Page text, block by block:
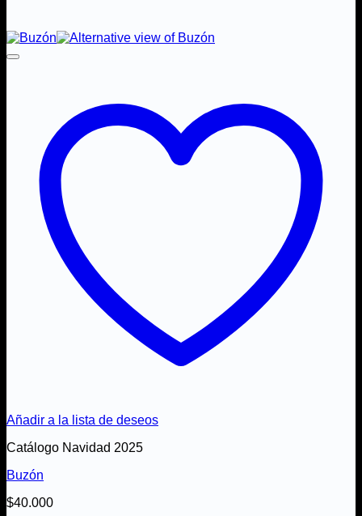
Añadir a la lista de deseos
Catálogo Navidad 2025
Buzón
$40.000